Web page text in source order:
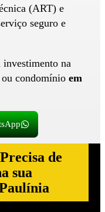
(ART) e
seguro e
investimento na
condomínio em
de
sua